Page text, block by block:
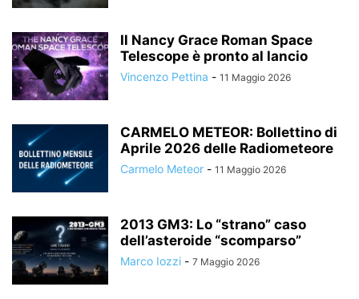
Il Nancy Grace Roman Space
Telescope è pronto al lancio
Vincenzo Pettina - 11 Maggio 2026
CARMELO METEOR: Bollettino di
Aprile 2026 delle Radiometeore
Carmelo Meteor - 11 Maggio 2026
2013 GM3: Lo “strano” caso
dell’asteroide “scomparso”
Marco Iozzi - 7 Maggio 2026